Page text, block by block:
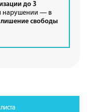
до 3
нарушении — в
свободы